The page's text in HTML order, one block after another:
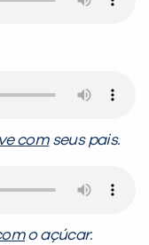
comseus pais.
o açúcar.